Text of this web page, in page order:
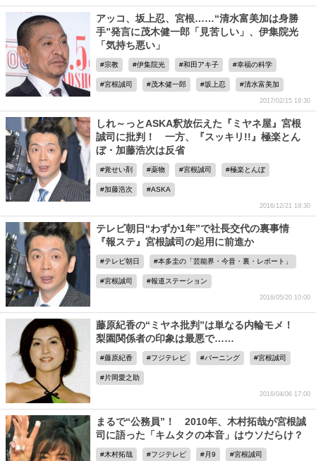
アッコ、坂上忍、宮根……“清水富美加は身勝
手”発言に茂木健一郎「見苦しい」、伊集院光
「気持ち悪い」
宗教 伊集院光 和田アキ子 幸福の科学
宮根誠司 茂木健一郎 坂上忍 清水富美加
2017/02/15 19:30
しれ～っとASKA釈放伝えた『ミヤネ屋』宮根
誠司に批判！ 一方、『スッキリ!!』極楽とん
ぼ・加藤浩次は反省
覚せい剤 薬物 宮根誠司 極楽とんぼ
加藤浩次 ASKA
2016/12/21 19:30
テレビ朝日“わずか1年”で社長交代の裏事情
『報ステ』宮根誠司の起用に前進か
テレビ朝日 本多圭の「芸能界・今昔・裏・レポート」
宮根誠司 報道ステーション
2016/05/20 10:00
藤原紀香の“ミヤネ批判”は単なる内輪モメ！
梨園関係者の印象は最悪で……
藤原紀香 フジテレビ バーニング 宮根誠司
片岡愛之助
2016/04/06 17:00
まるで“公務員”！ 2010年、木村拓哉が宮根誠
司に語った「キムタクの本音」はウソだらけ？
木村拓哉 フジテレビ 月9 宮根誠司